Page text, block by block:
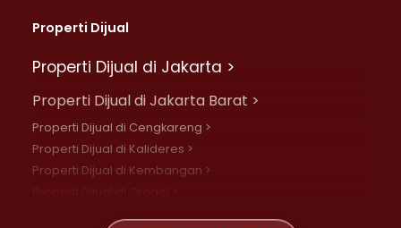
Properti Dijual
Properti Dijual di Jakarta >
Properti Dijual di Jakarta Barat >
Properti Dijual di Cengkareng >
Properti Dijual di Kalideres >
Properti Dijual di Kembangan >